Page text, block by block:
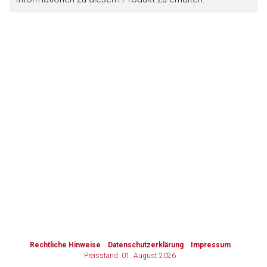
Rechtliche Hinweise Datenschutzerklärung
Impressum
Preisstand: 01. August 2026